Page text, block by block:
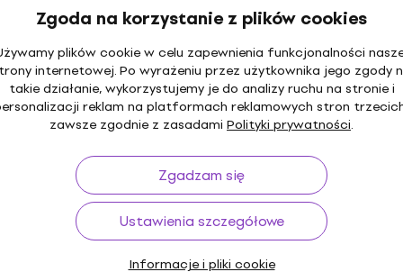
Zgoda na korzystanie z plików cookies
plików cookie w celu zapewnienia funkcjonalności
internetowej. Po wyrażeniu przez użytkownika jego zgody
takie działanie, wykorzystujemy je do analizy ruchu na stronie i
reklam na platformach reklamowych stron
zawsze zgodnie z zasadami Polityki prywatności.
Zgadzam się
Ustawienia szczegółowe
Informacje i pliki cookie
52,05 zł
Na magazynie
D'Addario NYXLB100MS Pojedyncza
struna do gitary basowej
Pojedyncza struna do gitary basowej
108 zł
Brak na magazynie
D'Addario XLB080 Pojedyncza struna do
gitary basowej
Pojedyncza struna do gitary basowej
43,1 zł
Brak na magazynie
D'Addario XLB095 Pojedyncza struna do
gitary basowej